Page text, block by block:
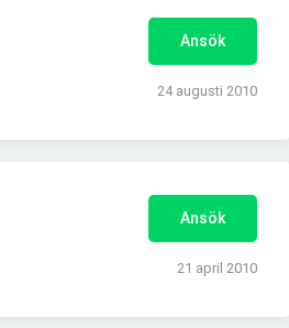
Ansök
24 augusti 2010
Ansök
21 april 2010